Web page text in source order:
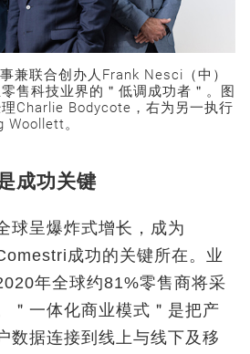
兼联合创办人Frank Nesci（中）
售科技业界的＂低调成功者＂。图
Charlie Bodycote，右为另一执行
Woollett。
成功关键
球呈爆炸式增长，成为
成功的关键所在。业
年全球约81%零售商将采
＂一体化商业模式＂是把产
数据连接到线上与线下及移